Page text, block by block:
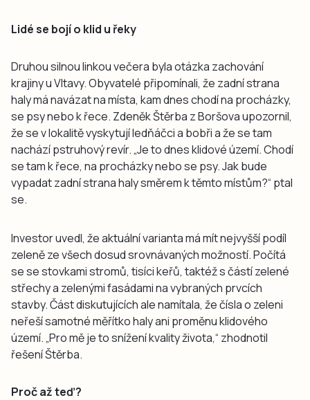
Lidé se bojí o klid u řeky
Druhou silnou linkou večera byla otázka zachování
krajiny u Vltavy. Obyvatelé připomínali, že zadní strana
haly má navázat na místa, kam dnes chodí na procházky,
se psy nebo k řece. Zdeněk Štěrba z Boršova upozornil,
že se v lokalitě vyskytují ledňáčci a bobři a že se tam
nachází pstruhový revír. „Je to dnes klidové území. Chodí
se tam k řece, na procházky nebo se psy. Jak bude
vypadat zadní strana haly směrem k těmto místům?“ ptal
se.
Investor uvedl, že aktuální varianta má mít nejvyšší podíl
zeleně ze všech dosud srovnávaných možností. Počítá
se se stovkami stromů, tisíci keřů, taktéž s částí zelené
střechy a zelenými fasádami na vybraných prvcích
stavby. Část diskutujících ale namítala, že čísla o zeleni
neřeší samotné měřítko haly ani proměnu klidového
území. „Pro mě je to snížení kvality života,“ zhodnotil
řešení Štěrba.
Proč až teď?